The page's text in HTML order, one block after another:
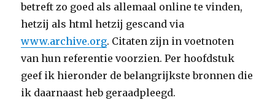
betreft zo goed als allemaal online te vinden,
hetzij als html hetzij gescand via
www.archive.org. Citaten zijn in voetnoten
van hun referentie voorzien. Per hoofdstuk
geef ik hieronder de belangrijkste bronnen die
ik daarnaast heb geraadpleegd.